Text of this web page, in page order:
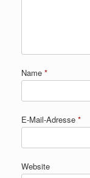
Name *
E-Mail-Adresse *
Website